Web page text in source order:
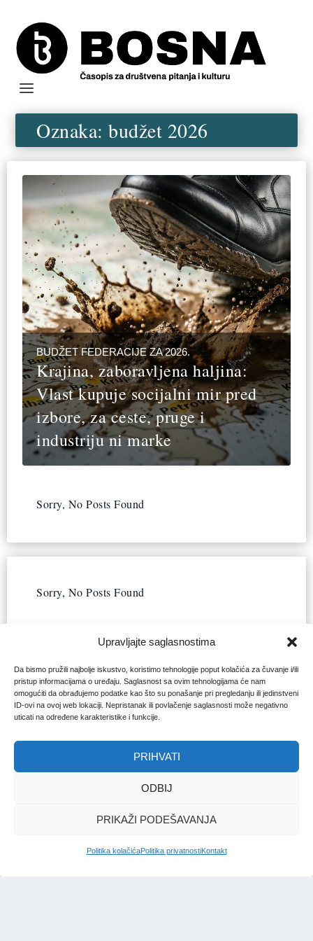
Upravljajte saglasnostima
Da bismo pružili najbolje iskustvo, koristimo tehnologije poput kolačića za čuvanje i/ili
pristup informacijama o uređaju. Saglasnost sa ovim tehnologijama će nam
omogućiti da obrađujemo podatke kao što su ponašanje pri pregledanju ili jedinstveni
ID-ovi na ovoj web lokaciji. Nepristanak ili povlačenje saglasnosti može negativno
uticati na određene karakteristike i funkcije.
PRIHVATI
ODBIJ
PRIKAŽI PODEŠAVANJA
Politika kolačićaPolitika privatnostiKontakt
Oznaka:budžet 2026
BUDŽET FEDERACIJE ZA 2026.
Krajina, zaboravljena haljina:
Vlast kupuje socijalni mir pred
izbore, za ceste, pruge i
industriju ni marke
Sorry, No Posts Found
Sorry, No Posts Found